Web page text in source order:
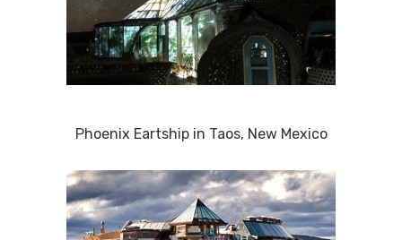
Phoenix Eartship in Taos, New Mexico